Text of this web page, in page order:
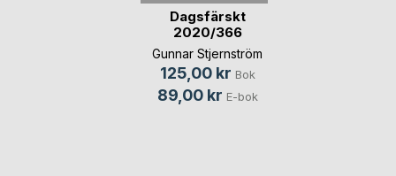
Dagsfärskt
2020/366
Gunnar Stjernström
125,00 kr Bok
89,00 kr E-bok